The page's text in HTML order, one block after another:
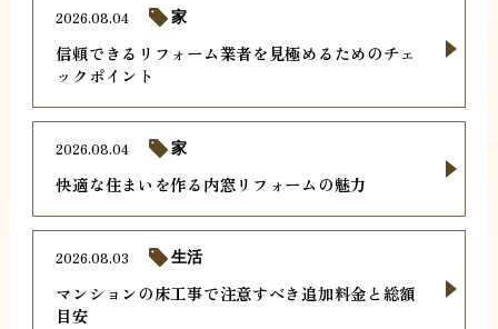
信頼できるリフォーム業者を見極めるためのチェ
ックポイント
2026.08.04 家
快適な住まいを作る内窓リフォームの魅力
2026.08.04 家
マンションの床工事で注意すべき追加料金と総額
目安
2026.08.03 生活